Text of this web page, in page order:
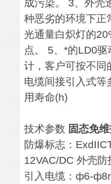
成污染。 3、外壳
种恶劣的环境下正
光通量白炽灯的
点。 5、*的LD0
计，客户可按不同
电缆间接引入式等
用寿命(h)
技术参数 固态免
防爆标志：
12VAC/DC 外壳
引入电缆：ф6-